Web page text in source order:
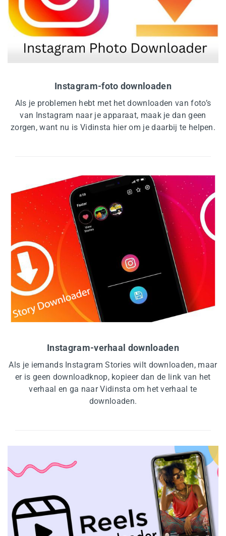
Instagram-foto downloaden
Als je problemen hebt met het downloaden van foto’s
van Instagram naar je apparaat, maak je dan geen
zorgen, want nu is Vidinsta hier om je daarbij te helpen.
Instagram-verhaal downloaden
Als je iemands Instagram Stories wilt downloaden, maar
er is geen downloadknop, kopieer dan de link van het
verhaal en ga naar Vidinsta om het verhaal te
downloaden.